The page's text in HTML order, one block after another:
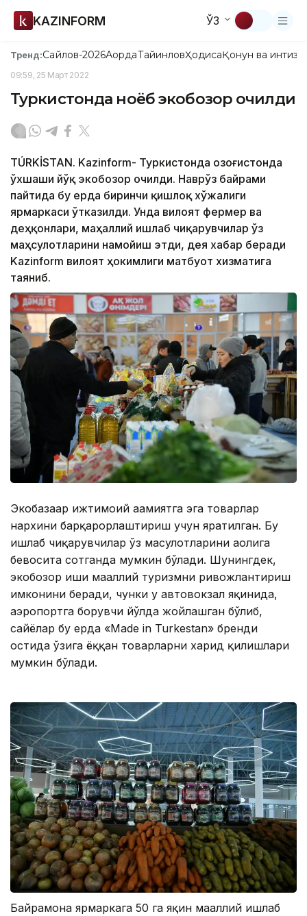
KAZINFORM ЎЗ
Тренд:Сайлов-2026АқордаТайинловҲодисаҚонун ва
09:59, 25 Март 2022
Туркистонда ноёб экобозор очилди
TÚRKİSTAN. Kazinform- Туркистонда Қозоғистонда
ўхшаши йўқ экобозор очилди. Наврўз байрами
пайтида бу ерда биринчи қишлоқ хўжалиги
ярмаркаси ўтказилди. Унда вилоят фермер ва
деҳқонлари, маҳаллий ишлаб чиқарувчилар ўз
маҳсулотларини намойиш этди, дея хабар беради
Kazinform вилоят ҳокимлиги матбуот хизматига
таяниб.
Экобазаар ижтимоий аҳамиятга эга товарлар
нархини барқарорлаштириш учун яратилган. Бу
ишлаб чиқарувчилар ўз маҳсулотларини аҳолига
бевосита сотганда мумкин бўлади. Шунингдек,
экобозор иши маҳаллий туризмни ривожлантириш
имконини беради, чунки у автовокзал яқинида,
аэропортга борувчи йўлда жойлашган бўлиб,
сайёҳлар бу ерда «Мade in Turkestan» бренди
остида ўзига ёққан товарларни харид қилишлари
мумкин бўлади.
Байрамона ярмаркага 50 га яқин маҳаллий ишлаб